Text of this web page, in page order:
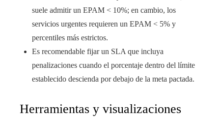
suele admitir un EPAM < 10%; en cambio, los
servicios urgentes requieren un EPAM < 5% y
percentiles más estrictos.
Es recomendable fijar un SLA que incluya
penalizaciones cuando el porcentaje dentro del límite
establecido descienda por debajo de la meta pactada.
Herramientas y visualizaciones